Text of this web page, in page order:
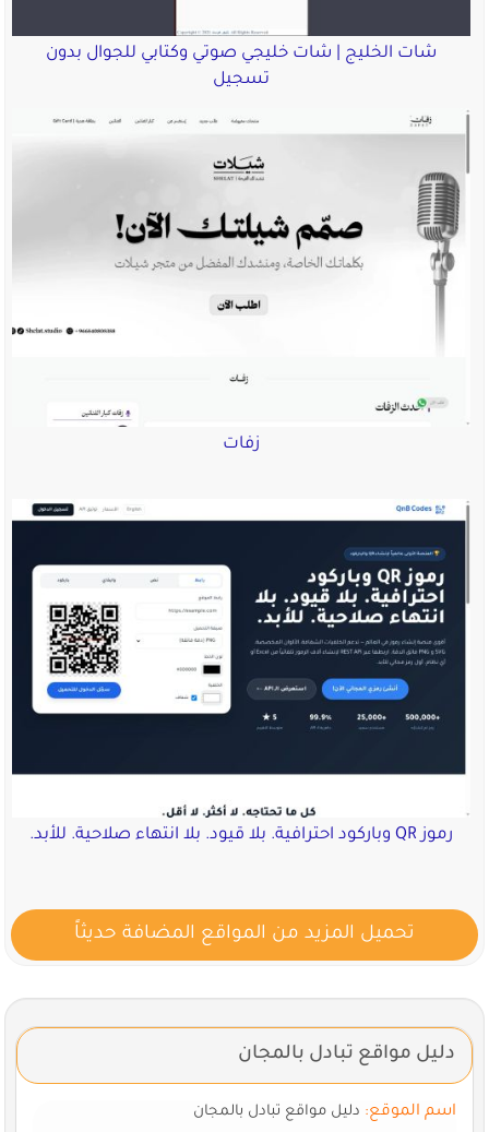
شات الخليج | شات خليجي صوتي وكتابي للجوال بدون
تسجيل
زفات
رموز QR وباركود احترافية. بلا قيود. بلا انتهاء صلاحية. للأبد.
تحميل المزيد من المواقع المضافة حديثاً
دليل مواقع تبادل بالمجان
اسم الموقع:دليل مواقع تبادل بالمجان